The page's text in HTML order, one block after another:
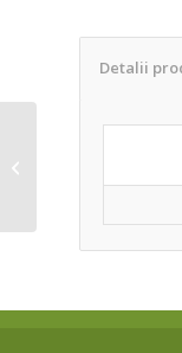
Detalii